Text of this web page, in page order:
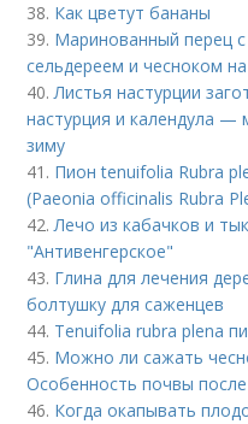
38. Как цветут бананы
39. Маринованный перец
сельдереем и чесноком
40.Листья настурции
настурция и календула —
зиму
41. Пион tenuifolia Rubra
(Paeonia officinalis Rubra
42.Лечо из кабачков и
"Антивенгерское"
43. Глина для лечения
болтушку для саженцев
44. Tenuifolia rubra plena
45. Можно ли сажать
Особенность почвы
46. Когда окапывать